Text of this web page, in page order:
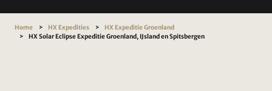
Home HX Expedities
HX Expeditie Groenland
HX Solar Eclipse Expeditie Groenland, IJsland en Spitsbergen